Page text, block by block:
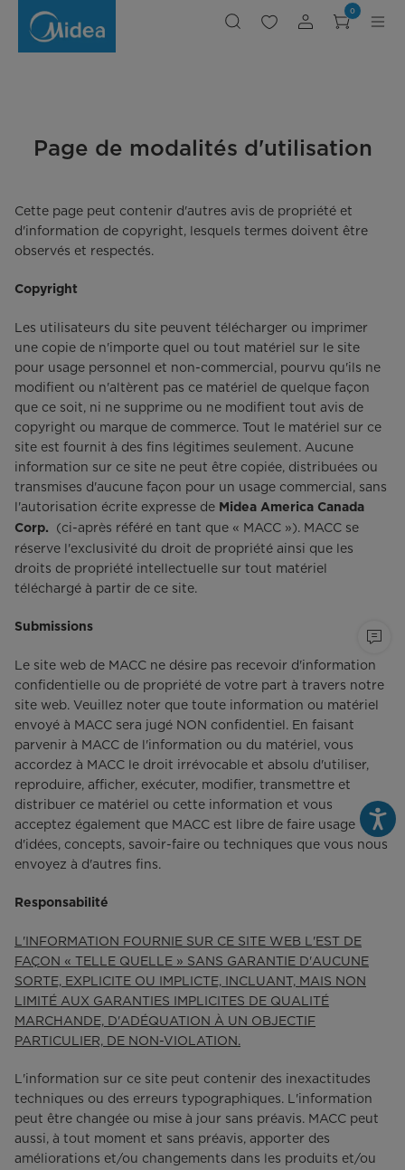
d'utilisation
0
Page de modalités d'utilisation
Cette page peut contenir d'autres avis de propriété et
d'information de copyright, lesquels termes doivent être
observés et respectés.
Copyright
Les utilisateurs du site peuvent télécharger ou imprimer
une copie de n'importe quel ou tout matériel sur le site
pour usage personnel et non-commercial, pourvu qu'ils ne
modifient ou n'altèrent pas ce matériel de quelque façon
que ce soit, ni ne supprime ou ne modifient tout avis de
copyright ou marque de commerce. Tout le matériel sur ce
site est fournit à des fins légitimes seulement. Aucune
information sur ce site ne peut être copiée, distribuées ou
transmises d'aucune façon pour un usage commercial, sans
l'autorisation écrite expresse de Midea America Canada
Corp.
(ci-après référé en tant que « MACC »). MACC se
réserve l'exclusivité du droit de propriété ainsi que les
droits de propriété intellectuelle sur tout matériel
téléchargé à partir de ce site.
Submissions
Le site web de MACC ne désire pas recevoir d'information
confidentielle ou de propriété de votre part à travers notre
site web. Veuillez noter que toute information ou matériel
envoyé à MACC sera jugé NON confidentiel. En faisant
parvenir à MACC de l'information ou du matériel, vous
accordez à MACC le droit irrévocable et absolu d'utiliser,
reproduire, afficher, exécuter, modifier, transmettre et
distribuer ce matériel ou cette information et vous
acceptez également que MACC est libre de faire usage
d'idées, concepts, savoir-faire ou techniques que vous nous
envoyez à d'autres fins.
Responsabilité
L'INFORMATION FOURNIE SUR CE SITE WEB L'EST DE
FAÇON « TELLE QUELLE » SANS GARANTIE D'AUCUNE
SORTE, EXPLICITE OU IMPLICTE, INCLUANT, MAIS NON
LIMITÉ AUX GARANTIES IMPLICITES DE QUALITÉ
MARCHANDE, D'ADÉQUATION À UN OBJECTIF
PARTICULIER, DE NON-VIOLATION.
L'information sur ce site peut contenir des inexactitudes
techniques ou des erreurs typographiques. L'information
peut être changée ou mise à jour sans préavis. MACC peut
aussi, à tout moment et sans préavis, apporter des
améliorations et/ou changements dans les produits et/ou